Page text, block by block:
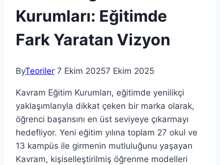
Kurumları: Eğitimde
Fark Yaratan Vizyon
ByTeoriler 7 Ekim 20257 Ekim 2025
Kavram Eğitim Kurumları, eğitimde yenilikçi
yaklaşımlarıyla dikkat çeken bir marka olarak,
öğrenci başarısını en üst seviyeye çıkarmayı
hedefliyor. Yeni eğitim yılına toplam 27 okul ve
13 kampüs ile girmenin mutluluğunu yaşayan
Kavram, kişiselleştirilmiş öğrenme modelleri